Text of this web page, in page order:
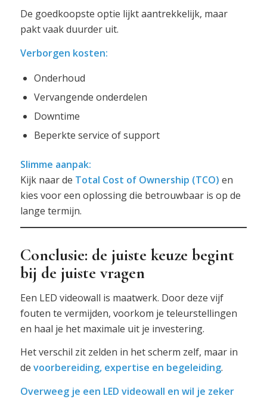
De goedkoopste optie lijkt aantrekkelijk, maar
pakt vaak duurder uit.
Verborgen kosten:
Onderhoud
Vervangende onderdelen
Downtime
Beperkte service of support
Slimme aanpak:
Kijk naar de Total Cost of Ownership (TCO) en
kies voor een oplossing die betrouwbaar is op de
lange termijn.
Conclusie: de juiste keuze begint
bij de juiste vragen
Een LED videowall is maatwerk. Door deze vijf
fouten te vermijden, voorkom je teleurstellingen
en haal je het maximale uit je investering.
Het verschil zit zelden in het scherm zelf, maar in
de voorbereiding, expertise en begeleiding.
Overweeg je een LED videowall en wil je zeker